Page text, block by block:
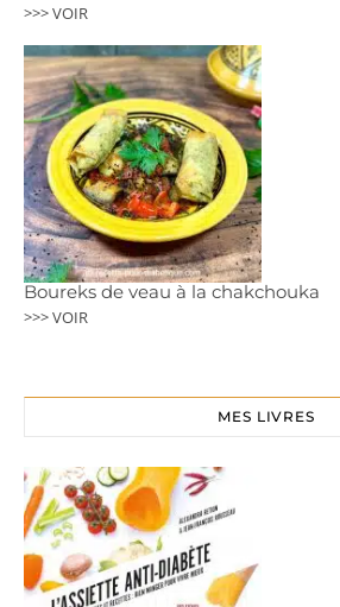
>>> VOIR
Boureks de veau à la chakchouka
>>> VOIR
MES LIVRES